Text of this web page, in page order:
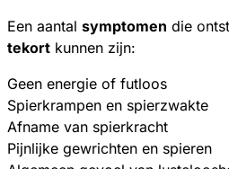
Een aantal symptomen die
tekort kunnen zijn:
Geen energie of futloos
Spierkrampen en spierzwakte
Afname van spierkracht
Pijnlijke gewrichten en spieren